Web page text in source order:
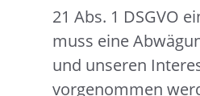
21 Abs. 1 DSGVO
muss eine
und unseren
vorgenommen